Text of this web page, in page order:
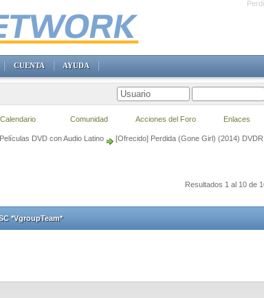
Películas DVD con Audio Latino [Ofrecido] Perdida (Gone Girl) (2014)
Resultados 1 al 10 de
*VgroupTeam*
CUENTA AYUDA
Calendario Comunidad Acciones del Foro Enlaces